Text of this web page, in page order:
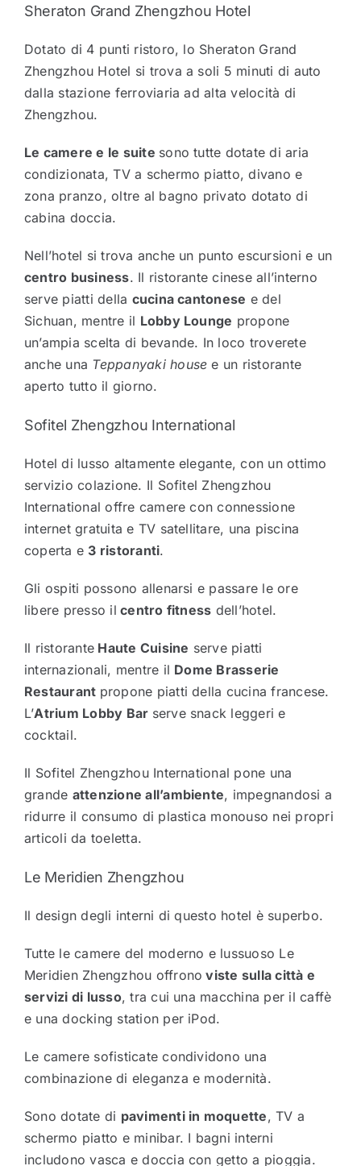
Sheraton Grand Zhengzhou Hotel
Dotato di 4 punti ristoro, lo Sheraton Grand
Zhengzhou Hotel si trova a soli 5 minuti di auto
dalla stazione ferroviaria ad alta velocità di
Zhengzhou.
Le camere e le suite sono tutte dotate di aria
condizionata, TV a schermo piatto, divano e
zona pranzo, oltre al bagno privato dotato di
cabina doccia.
Nell’hotel si trova anche un punto escursioni e un
centro business. Il ristorante cinese all’interno
serve piatti della cucina cantonese e del
Sichuan, mentre il Lobby Lounge propone
un’ampia scelta di bevande. In loco troverete
anche una Teppanyaki house e un ristorante
aperto tutto il giorno.
Sofitel Zhengzhou International
Hotel di lusso altamente elegante, con un ottimo
servizio colazione. Il Sofitel Zhengzhou
International offre camere con connessione
internet gratuita e TV satellitare, una piscina
coperta e 3 ristoranti.
Gli ospiti possono allenarsi e passare le ore
libere presso il centro fitness dell’hotel.
Il ristorante Haute Cuisine serve piatti
internazionali, mentre il Dome Brasserie
Restaurant propone piatti della cucina francese.
L’Atrium Lobby Bar serve snack leggeri e
cocktail.
Il Sofitel Zhengzhou International pone una
grande attenzione all’ambiente, impegnandosi a
ridurre il consumo di plastica monouso nei propri
articoli da toeletta.
Le Meridien Zhengzhou
Il design degli interni di questo hotel è superbo.
Tutte le camere del moderno e lussuoso Le
Meridien Zhengzhou offrono viste sulla città e
servizi di lusso, tra cui una macchina per il caffè
e una docking station per iPod.
Le camere sofisticate condividono una
combinazione di eleganza e modernità.
Sono dotate di pavimenti in moquette, TV a
schermo piatto e minibar. I bagni interni
includono vasca e doccia con getto a pioggia.